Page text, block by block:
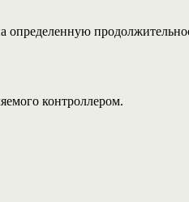
определенную
контроллером.